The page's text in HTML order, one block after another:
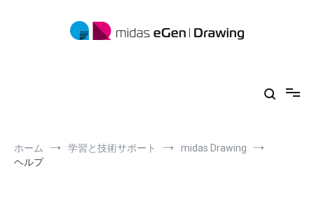
ホーム 学習と技術サポート
midas Drawing
ヘルプ